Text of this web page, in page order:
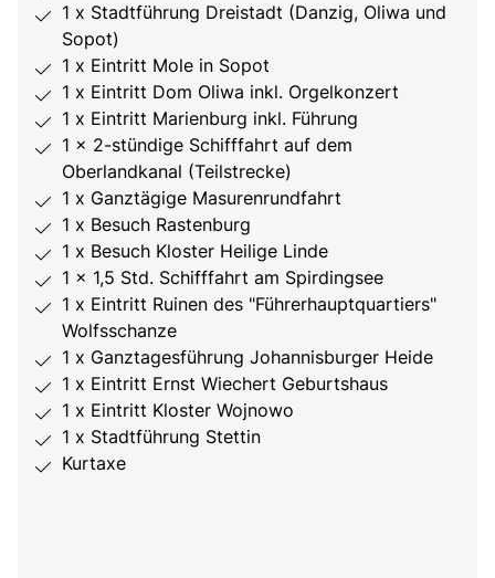
1 x Stadtführung Dreistadt (Danzig, Oliwa und
Sopot)
1 x Eintritt Mole in Sopot
1 x Eintritt Dom Oliwa inkl. Orgelkonzert
1 x Eintritt Marienburg inkl. Führung
1 x 2-stündige Schifffahrt auf dem
Oberlandkanal (Teilstrecke)
1 x Ganztägige Masurenrundfahrt
1 x Besuch Rastenburg
1 x Besuch Kloster Heilige Linde
1 x 1,5 Std. Schifffahrt am Spirdingsee
1 x Eintritt Ruinen des "Führerhauptquartiers"
Wolfsschanze
1 x Ganztagesführung Johannisburger Heide
1 x Eintritt Ernst Wiechert Geburtshaus
1 x Eintritt Kloster Wojnowo
1 x Stadtführung Stettin
Kurtaxe